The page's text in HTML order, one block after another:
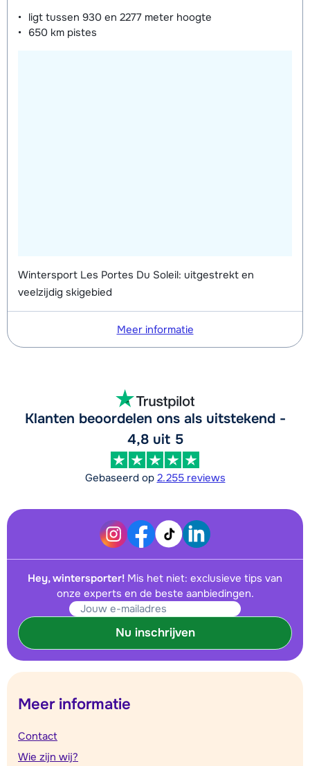
ligt tussen 930 en 2277 meter hoogte
650 km pistes
Wintersport Les Portes Du Soleil: uitgestrekt en
veelzijdig skigebied
Meer informatie
Klanten beoordelen ons als uitstekend -
4,8 uit 5
Gebaseerd op 2.255 reviews
Hey, wintersporter! Mis het niet: exclusieve tips van
onze experts en de beste aanbiedingen.
Nu inschrijven
Meer informatie
Contact
Wie zijn wij?